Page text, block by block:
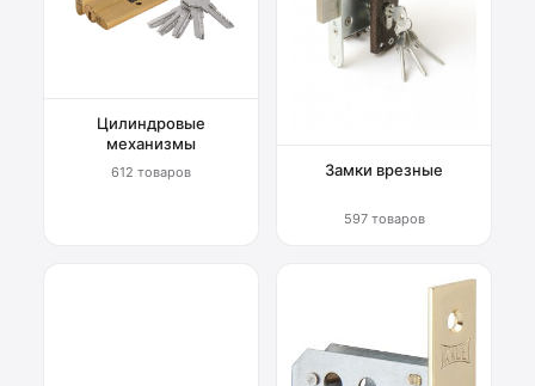
Цилиндровые
механизмы
612 товаров Замки врезные
597 товаров